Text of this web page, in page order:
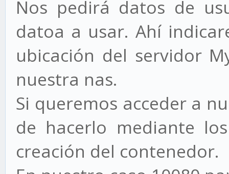
Nos pedirá datos de
datoa a usar. Ahí
ubicación del servidor
nuestra nas.
Si queremos acceder a
de hacerlo mediante
creación del contenedor.